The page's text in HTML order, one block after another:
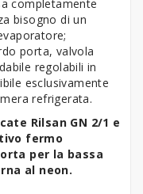
completamente
bisogno di un
porta, valvola
regolabili in
esclusivamente
refrigerata.
Rilsan GN 2/1 e
fermo
per la bassa
al neon.